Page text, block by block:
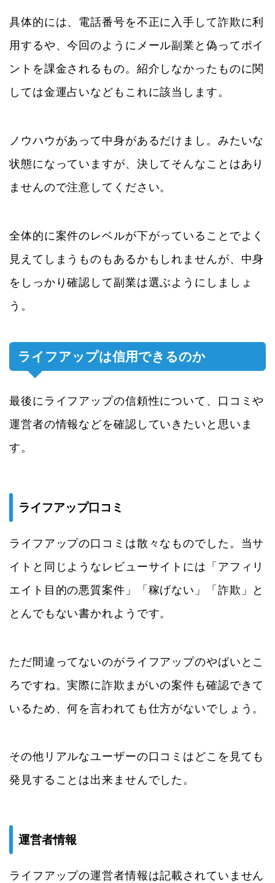
具体的には、電話番号を不正に入手して詐欺に利
用するや、今回のようにメール副業と偽ってポイ
ントを課金されるもの。紹介しなかったものに関
しては金運占いなどもこれに該当します。
ノウハウがあって中身があるだけまし。みたいな
状態になっていますが、決してそんなことはあり
ませんので注意してください。
全体的に案件のレベルが下がっていることでよく
見えてしまうものもあるかもしれませんが、中身
をしっかり確認して副業は選ぶようにしましょ
う。
ライフアップは信用できるのか
最後にライフアップの信頼性について、口コミや
運営者の情報などを確認していきたいと思いま
す。
ライフアップ口コミ
ライフアップの口コミは散々なものでした。当サ
イトと同じようなレビューサイトには「アフィリ
エイト目的の悪質案件」「稼げない」「詐欺」と
とんでもない書かれようです。
ただ間違ってないのがライフアップのやばいとこ
ろですね。実際に詐欺まがいの案件も確認できて
いるため、何を言われても仕方がないでしょう。
その他リアルなユーザーの口コミはどこを見ても
発見することは出来ませんでした。
運営者情報
ライフアップの運営者情報は記載されていません